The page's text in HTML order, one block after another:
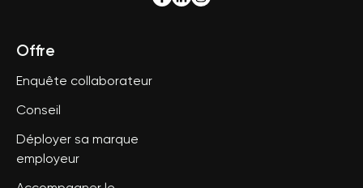
Offre
Enquête collaborateur
Conseil
Déployer sa marque
employeur